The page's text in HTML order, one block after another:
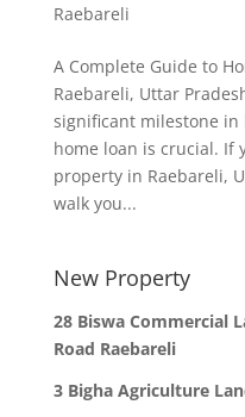
Raebareli
A Complete Guide to
Raebareli, Uttar
significant milestone
home loan is crucial. If
property in Raebareli,
walk you...
New Property
28 Biswa Commercial
Road Raebareli
3 Bigha Agriculture